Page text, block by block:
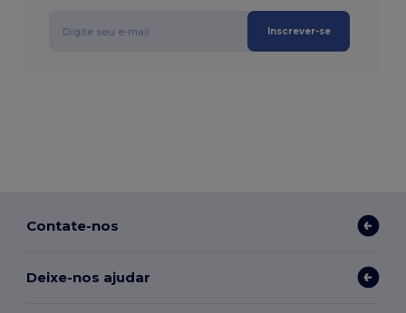
Inscrever-se
Contate-nos
Deixe-nos ajudar